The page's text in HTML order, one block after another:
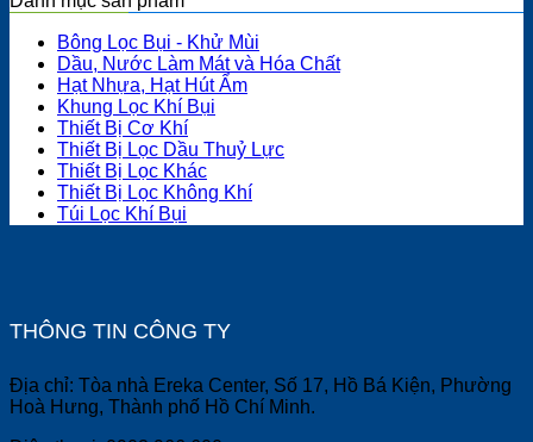
Bông Lọc Bụi - Khử Mùi
Dầu, Nước Làm Mát và Hóa Chất
Hạt Nhựa, Hạt Hút Ẩm
Khung Lọc Khí Bụi
Thiết Bị Cơ Khí
Thiết Bị Lọc Dầu Thuỷ Lực
Thiết Bị Lọc Khác
Thiết Bị Lọc Không Khí
Túi Lọc Khí Bụi
THÔNG TIN CÔNG TY
Địa chỉ: Tòa nhà Ereka Center, Số 17, Hồ Bá Kiện, Phường
Hoà Hưng, Thành phố Hồ Chí Minh.